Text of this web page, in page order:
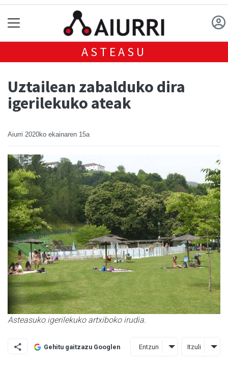
ASTEASU
Uztailean zabalduko dira
igerilekuko ateak
Aiurri 2020ko ekainaren 15a
Asteasuko igerilekuko artxiboko irudia.
Gehitu gaitzazu Googlen Entzun Itzuli